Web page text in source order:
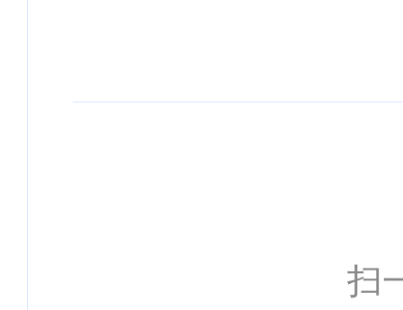
扫